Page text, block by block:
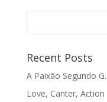
Recent Posts
A Paixão Segundo
Love, Canter,